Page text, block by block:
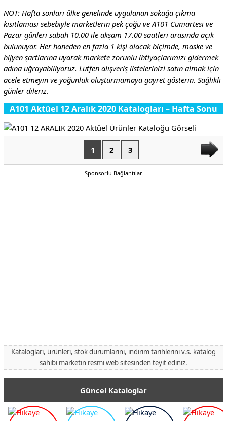
NOT: Hafta sonları ülke genelinde uygulanan sokağa çıkma
kısıtlaması sebebiyle marketlerin pek çoğu ve A101 Cumartesi ve
Pazar günleri sabah 10.00 ile akşam 17.00 saatleri arasında açık
bulunuyor. Her haneden en fazla 1 kişi olacak biçimde, maske ve
hijyen şartlarına uyarak markete zorunlu ihtiyaçlarımızı gidermek
adına uğrayabiliyoruz. Lütfen alışveriş listelerinizi satın almak için
acele etmeyin ve yoğunluk oluşturmamaya gayret gösterin. Sağlıklı
günler dileriz.
A101 Aktüel 12 Aralık 2020 Katalogları – Hafta Sonu
1 2 3
Sponsorlu Bağlantılar
Katalogları, ürünleri, stok durumlarını, indirim tarihlerini v.s. katalog
sahibi marketin resmi web sitesinden teyit ediniz.
Güncel Kataloglar